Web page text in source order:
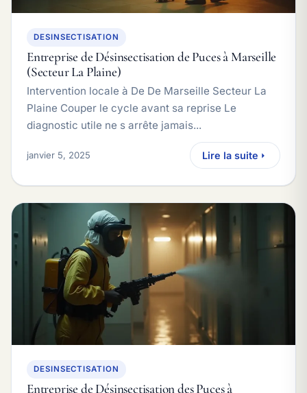
DESINSECTISATION
Entreprise de Désinsectisation de Puces à Marseille
(Secteur La Plaine)
Intervention locale à De De Marseille Secteur La
Plaine Couper le cycle avant sa reprise Le
diagnostic utile ne s arrête jamais...
janvier 5, 2025 Lire la suite
DESINSECTISATION
Entreprise de Désinsectisation des Puces à